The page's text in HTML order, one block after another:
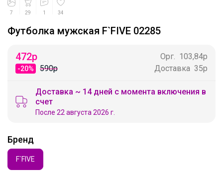
7 29 1 34
Футболка мужская F`FIVE 02285
472р
-20% 590р
Орг.
103,84р
Доставка 35р
Доставка ~ 14 дней с момента включения в
счет
После 22 августа 2026 г.
Бренд
F`FIVE